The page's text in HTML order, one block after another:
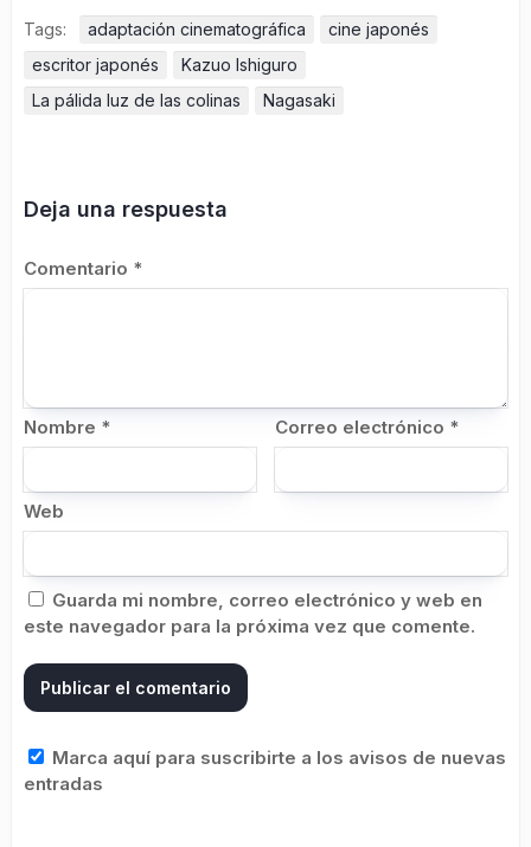
Tags: adaptación cinematográfica
cine japonés
escritor japonés
Kazuo Ishiguro
La pálida luz de las colinas
Nagasaki
Deja una respuesta
Comentario *
Nombre * Correo electrónico *
Web
Guarda mi nombre, correo electrónico y web en
este navegador para la próxima vez que comente.
Marca aquí para suscribirte a los avisos de nuevas
entradas